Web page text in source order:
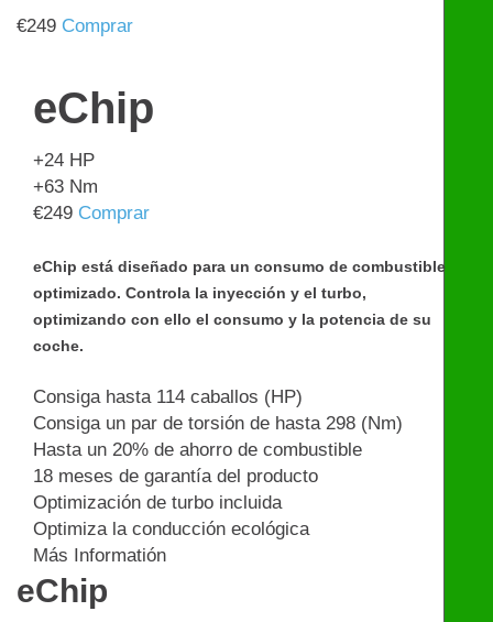
€249 Comprar
eChip
+24 HP
+63 Nm
€249 Comprar
eChip está diseñado para un consumo de combustible
optimizado. Controla la inyección y el turbo,
optimizando con ello el consumo y la potencia de su
coche.
Consiga hasta 114 caballos (HP)
Consiga un par de torsión de hasta 298 (Nm)
Hasta un 20% de ahorro de combustible
18 meses de garantía del producto
Optimización de turbo incluida
Optimiza la conducción ecológica
Más Informatión
eChip